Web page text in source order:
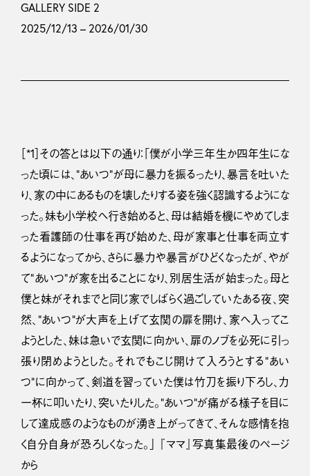
GALLERY SIDE 2
2025/12/13 – 2026/01/30
［*1］その答とは以下の通り：「僕が小学三年生か四年生にな
った頃には、“あいつ”が母に暴力を振るったり、暴言を吐いた
り、家の中にあるものを壊したりする姿を強く認識するようにな
った。妹も小学校へ行き始めると、母は結婚を機にやめてしま
った看護師の仕事を再び始めた、母が家事と仕事を両立す
るようになってから、さらに暴力や暴言がひどくなったが、やが
て“あいつ”が家を出ることになり、別居生活が始まった。母と
僕と妹がそれまでと同じ家でしばらく過ごしていたある夜、突
然、“あいつ”が大声を上げて玄関の扉を開け、家へ入ってこ
ようとした、妹は急いで玄関に向かい、扉のノブを必死に引っ
張り閉めようとした。それでもこじ開けて入ろうとする“あい
つ”に向かって、剣道を習っていた僕は竹刀を振り下ろし、力
一杯に叩いたり、突いたりした。“あいつ”が痛がる様子を目に
して達成感のようなものが湧き上がってきて、そんな感情を抱
く自分自身が恐ろしくなった。」 『ママ』写真集最後のページ
から